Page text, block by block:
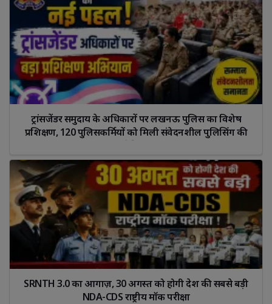
ट्रांसजेंडर समुदाय के अधिकारों पर लखनऊ पुलिस का विशेष
प्रशिक्षण, 120 पुलिसकर्मियों को मिली संवेदनशील पुलिसिंग की
SRNTH 3.0 का आगाज़, 30 अगस्त को होगी देश की सबसे बड़ी
NDA-CDS राष्ट्रीय मॉक परीक्षा